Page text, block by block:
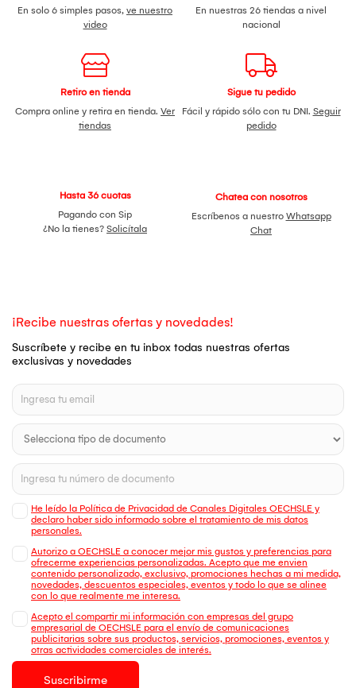
En solo 6 simples pasos, ve nuestro
video
En nuestras 26 tiendas a nivel
nacional
Retiro en tienda
Compra online y retira en tienda. Ver
tiendas
Sigue tu pedido
Fácil y rápido sólo con tu DNI. Seguir
pedido
Hasta 36 cuotas
Pagando con Sip
¿No la tienes? Solicítala
Chatea con nosotros
Escríbenos a nuestro Whatsapp
Chat
¡Recibe nuestras ofertas y novedades!
Suscríbete y recibe en tu inbox todas nuestras ofertas
exclusivas y novedades
He leído la Política de Privacidad de Canales Digitales OECHSLE y
declaro haber sido informado sobre el tratamiento de mis datos
personales.
Autorizo a OECHSLE a conocer mejor mis gustos y preferencias para
ofrecerme experiencias personalizadas. Acepto que me envien
contenido personalizado, exclusivo, promociones hechas a mi medida,
novedades, descuentos especiales, eventos y todo lo que se alinee
con lo que realmente me interesa.
Acepto el compartir mi información con empresas del grupo
empresarial de OECHSLE para el envío de comunicaciones
publicitarias sobre sus productos, servicios, promociones, eventos y
otras actividades comerciales de interés.
Suscribirme